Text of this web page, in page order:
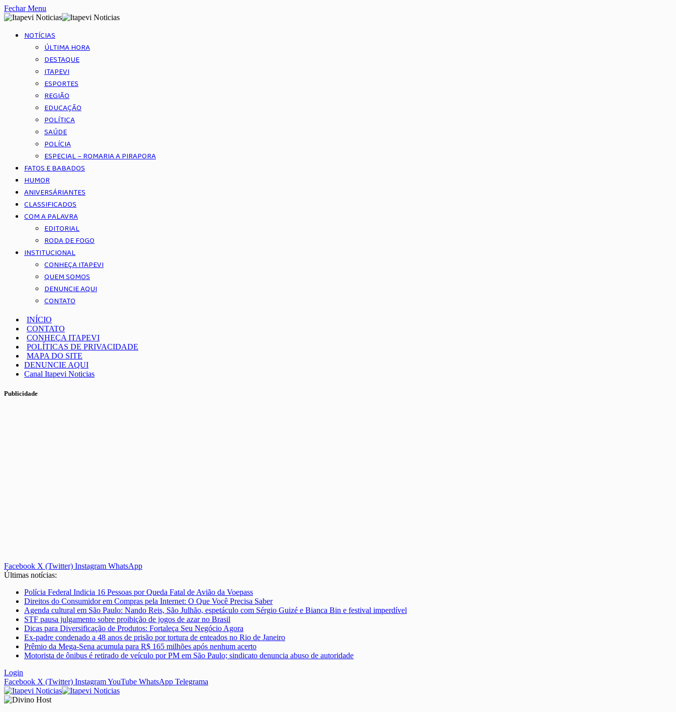
Fechar Menu
NOTÍCIAS
ÚLTIMA HORA
DESTAQUE
ITAPEVI
ESPORTES
REGIÃO
EDUCAÇÃO
POLÍTICA
SAÚDE
POLÍCIA
ESPECIAL – ROMARIA A PIRAPORA
FATOS E BABADOS
HUMOR
ANIVERSÁRIANTES
CLASSIFICADOS
COM A PALAVRA
EDITORIAL
RODA DE FOGO
INSTITUCIONAL
CONHEÇA ITAPEVI
QUEM SOMOS
DENUNCIE AQUI
CONTATO
INÍCIO
CONTATO
CONHEÇA ITAPEVI
POLÍTICAS DE PRIVACIDADE
MAPA DO SITE
DENUNCIE AQUI
Canal Itapevi Noticias
Publicidade
Facebook X (Twitter) Instagram WhatsApp
Últimas notícias:
Polícia Federal Indicia 16 Pessoas por Queda Fatal de Avião da Voepass
Direitos do Consumidor em Compras pela Internet: O Que Você Precisa Saber
Agenda cultural em São Paulo: Nando Reis, São Julhão, espetáculo com Sérgio Guizé e Bianca Bin e festival imperdível
STF pausa julgamento sobre proibição de jogos de azar no Brasil
Dicas para Diversificação de Produtos: Fortaleça Seu Negócio Agora
Ex-padre condenado a 48 anos de prisão por tortura de enteados no Rio de Janeiro
Prêmio da Mega-Sena acumula para R$ 165 milhões após nenhum acerto
Motorista de ônibus é retirado de veículo por PM em São Paulo; sindicato denuncia abuso de autoridade
Login
Facebook X (Twitter) InstagramYouTube WhatsApp Telegrama